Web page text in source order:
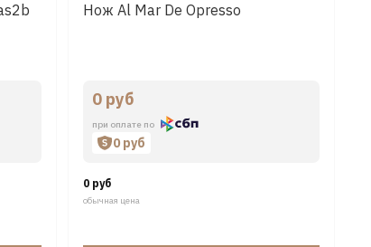
Нож Al Mar De Opresso
0 руб
при оплате по
0 руб
0 руб
обычная цена